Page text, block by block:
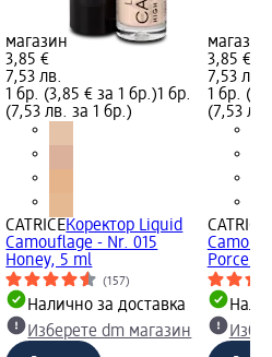
магазин
3,85 €
7,53 лв.
1 бр. (3,85 € за 1 бр.)1 бр.
(7,53 лв. за 1 бр.)
CATRICEКоректор Liquid
Camouflage - Nr. 015
Honey, 5 ml
(157)
Налично за доставка
Изберете dm магазин
магазин
3,85 €
7,53 лв.
1 бр.
(7,53
CATRICE